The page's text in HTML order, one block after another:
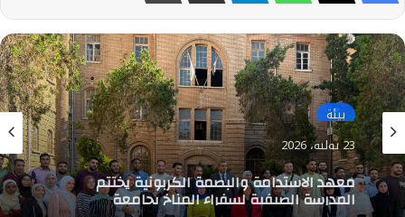
بيئة
23 يوليو، 2026
معهد الاستدامة والبصمة الكربونية يختتم
المدرسة الصيفية لسفراء المناخ بجامعة
الإسكندرية ويُخرّج 150 سفيرًا للمناخ